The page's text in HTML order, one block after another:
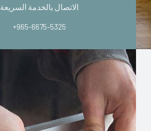
الاتصال بالخدمة السريعة
+965-6675-5325